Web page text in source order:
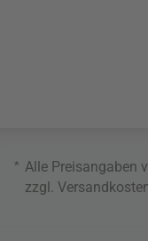
* Alle Preisangaben
zzgl.